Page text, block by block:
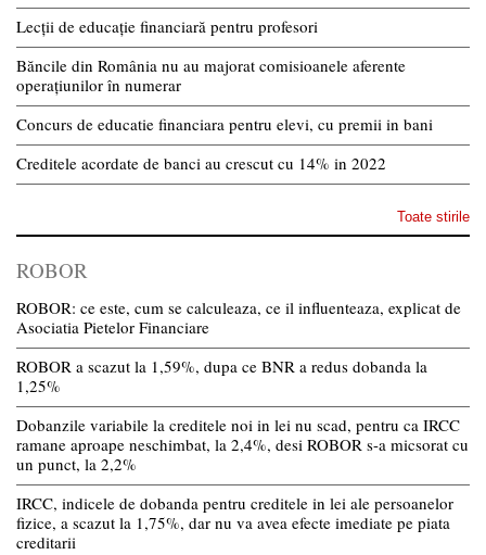
Lecții de educație financiară pentru profesori
Băncile din România nu au majorat comisioanele aferente
operațiunilor în numerar
Concurs de educatie financiara pentru elevi, cu premii in bani
Creditele acordate de banci au crescut cu 14% in 2022
Toate stirile
ROBOR
ROBOR: ce este, cum se calculeaza, ce il influenteaza, explicat de
Asociatia Pietelor Financiare
ROBOR a scazut la 1,59%, dupa ce BNR a redus dobanda la
1,25%
Dobanzile variabile la creditele noi in lei nu scad, pentru ca IRCC
ramane aproape neschimbat, la 2,4%, desi ROBOR s-a micsorat cu
un punct, la 2,2%
IRCC, indicele de dobanda pentru creditele in lei ale persoanelor
fizice, a scazut la 1,75%, dar nu va avea efecte imediate pe piata
creditarii